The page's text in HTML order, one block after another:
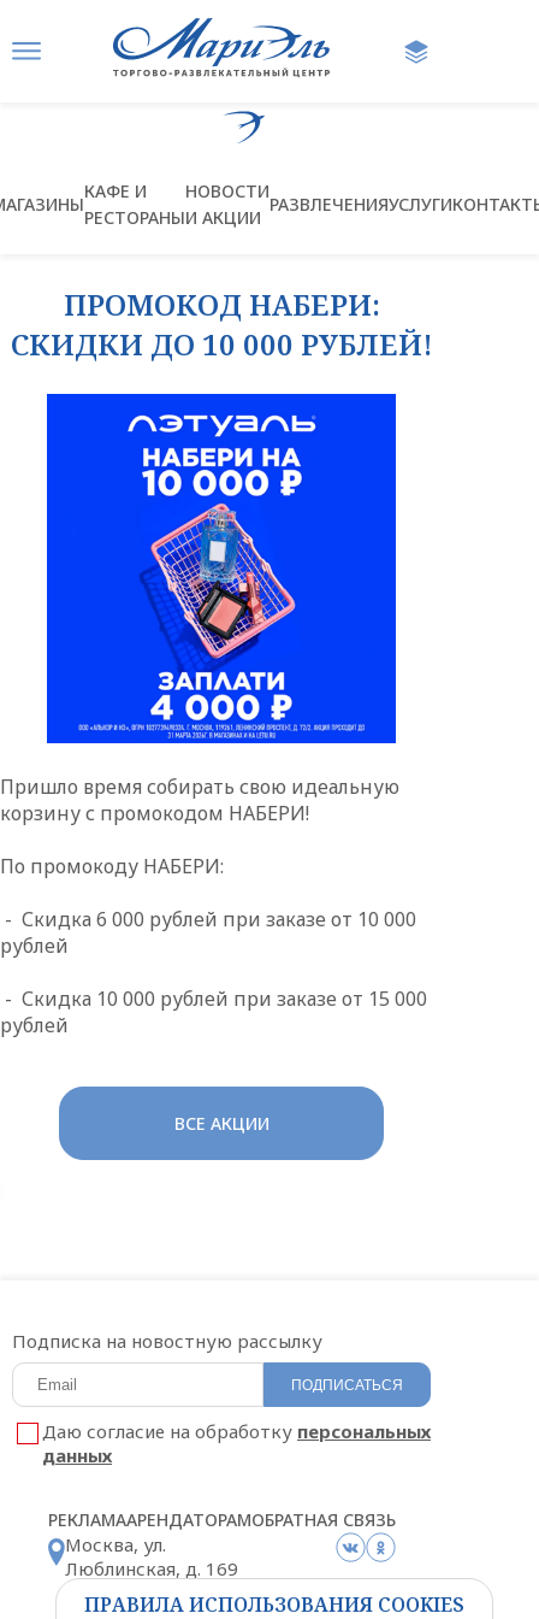
Ссылка на главную страницу
КАФЕ И
РЕСТОРАНЫ
НОВОСТИ
И АКЦИИ
РАЗВЛЕЧЕНИЯУСЛУГИ
ПРОМОКОД НАБЕРИ:
СКИДКИ ДО 10 000 РУБЛЕЙ!
Пришло время собирать свою идеальную
корзину с промокодом НАБЕРИ!
По промокоду НАБЕРИ:
- Скидка 6 000 рублей при заказе от 10 000
рублей
- Скидка 10 000 рублей при заказе от 15 000
рублей
ВСЕ АКЦИИ
РЕКЛАМААРЕНДАТОРАМОБРАТНАЯ СВЯЗЬ
Москва, ул.
Люблинская, д. 169
корп. 2
Подписка на новостную рассылку
ПОДПИСАТЬСЯ
Даю согласие на обработку персональных
данных
ПРАВИЛА ИСПОЛЬЗОВАНИЯ COOKIES